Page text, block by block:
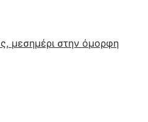
μεσημέρι στην όμορφη